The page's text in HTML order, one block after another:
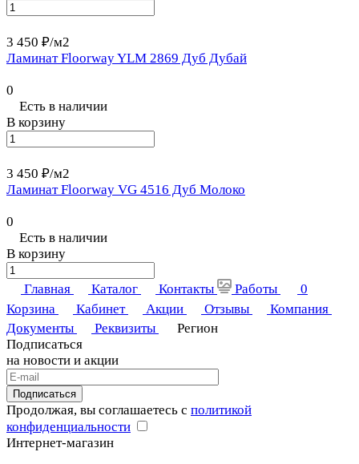
3 450 ₽/м2
Ламинат Floorway YLM 2869 Дуб Дубай
0
Есть в наличии
В корзину
3 450 ₽/м2
Ламинат Floorway VG 4516 Дуб Молоко
0
Есть в наличии
В корзину
Главная Каталог Контакты Работы
0
Корзина
Кабинет Акции Отзывы
Компания
Документы
Реквизиты
Регион
Подписаться
на новости и акции
Подписаться
Продолжая, вы соглашаетесь с политикой
конфиденциальности
Интернет-магазин